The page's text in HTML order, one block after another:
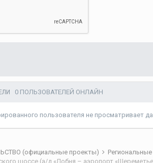
0 ПОЛЬЗОВАТЕЛЕЙ ОНЛАЙН
пользователя не просматривает
(официальные проекты)
шоссе (а/д «Лобня – аэропорт